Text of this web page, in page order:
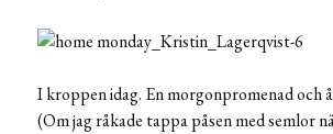
I kroppen idag. En morgonpromenad och
(Om jag råkade tappa påsen med semlor